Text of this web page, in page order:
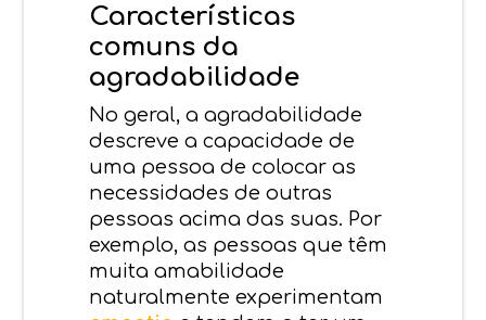
Características
comuns da
agradabilidade
No geral, a agradabilidade
descreve a capacidade de
uma pessoa de colocar as
necessidades de outras
pessoas acima das suas. Por
exemplo, as pessoas que têm
muita amabilidade
naturalmente experimentam